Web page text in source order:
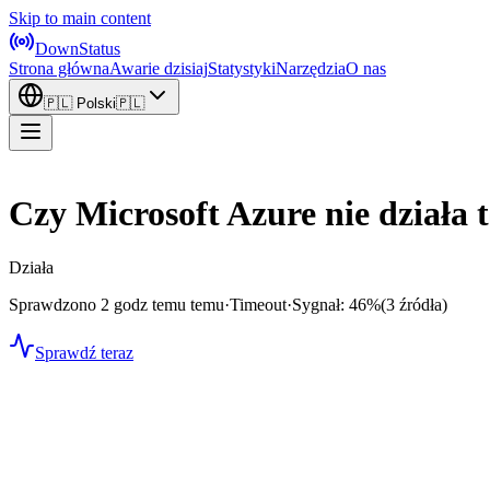
Skip to main content
DownStatus
Strona głównaAwarie dzisiajStatystykiNarzędziaO nas
🇵🇱 Polski🇵🇱
Czy Microsoft Azure nie działa
Działa
Sprawdzono 2 godz temu temu·Timeout·Sygnał: 46%(3 źródła)
Sprawdź teraz